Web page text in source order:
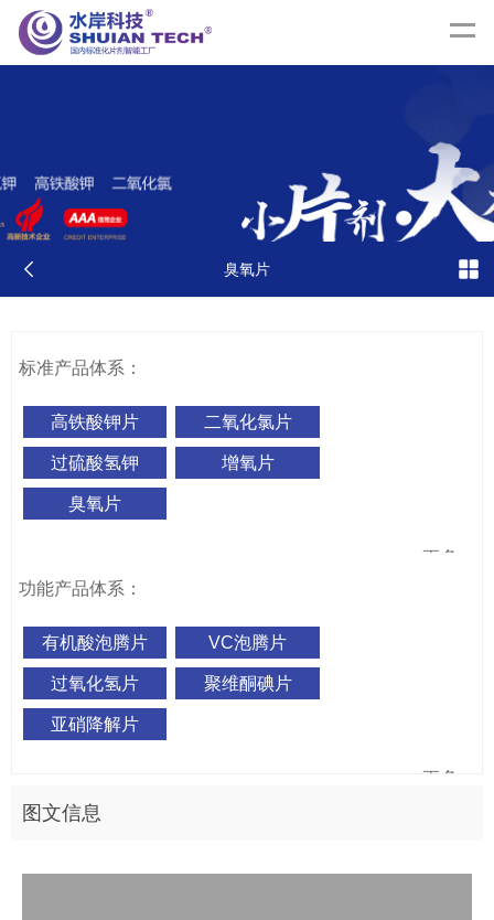
臭氧片
标准产品体系：
高铁酸钾片 二氧化氯片
过硫酸氢钾 增氧片
臭氧片
更多+
功能产品体系：
有机酸泡腾片 VC泡腾片
过氧化氢片 聚维酮碘片
亚硝降解片
更多+
图文信息